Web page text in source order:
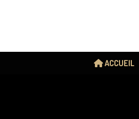
ACCUEIL